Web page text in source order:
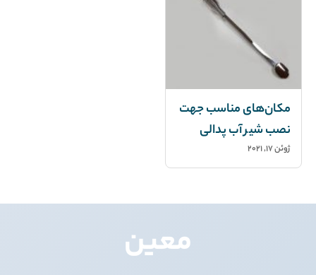
مکان‌های مناسب جهت
نصب شیر آب پدالی
ژوئن 17, 2021